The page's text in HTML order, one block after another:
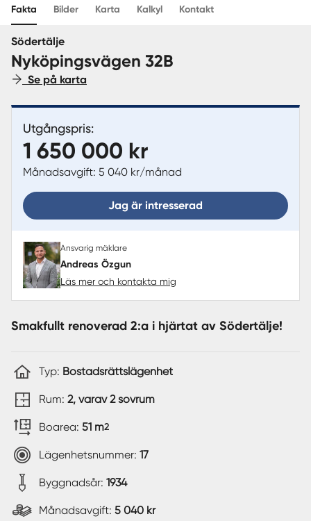
Sverige |
Fakta Bilder Karta Kalkyl Kontakt
Södertälje
Nyköpingsvägen 32B
Se på karta
Utgångspris:
1 650 000 kr
Månadsavgift: 5 040 kr/månad
Jag är intresserad
Ansvarig mäklare
Andreas Özgun
Läs mer och kontakta mig
Smakfullt renoverad 2:a i hjärtat av Södertälje!
Typ: Bostadsrättslägenhet
Rum: 2, varav 2 sovrum
Boarea: 51 m2
Lägenhetsnummer: 17
Byggnadsår: 1934
Månadsavgift: 5 040 kr